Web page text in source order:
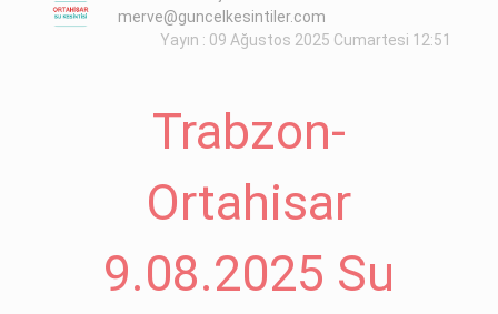
merve@guncelkesintiler.com
Yayın : 09 Ağustos 2025 Cumartesi 12:51
Trabzon-
Ortahisar
9.08.2025 Su